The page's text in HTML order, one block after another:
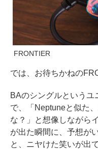
FRONTIER
では、お待ちかねの
BAのシングルという
で、「Neptuneと似た
な？」と想像しながら
が出た瞬間に、予想が
と、ニヤけた笑いが出